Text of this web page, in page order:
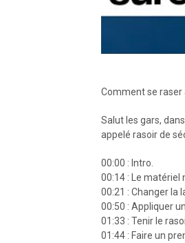
Comment se raser
Salut les gars,
appelé rasoir de
00:00 : Intro.
00:14 : Le matériel
00:21 : Changer la
00:50 : Appliquer
01:33 : Tenir le
01:44 : Faire un